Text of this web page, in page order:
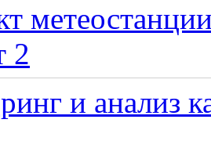
2
и анализ